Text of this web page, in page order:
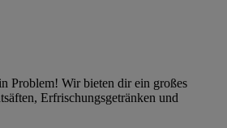
Problem! Wir bieten dir ein großes
Erfrischungsgetränken und